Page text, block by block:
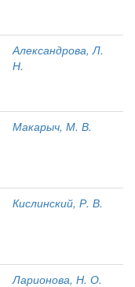
Александрова, Л.
Н.
Макарыч, М. В.
Кислинский, Р. В.
Ларионова, Н. О.